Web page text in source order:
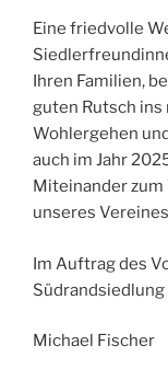
Eine friedvolle
Ihren Familien,
guten Rutsch ins
Wohlergehen
auch im Jahr
Miteinander
unseres
Im Auftrag des
Südrandsiedlung
Michael Fischer